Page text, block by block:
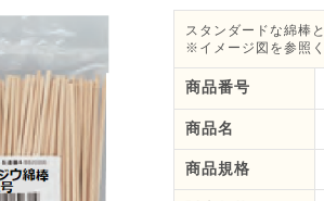
スタンダードな綿棒
※イメージ図を参照く
商品番号
商品名
商品規格